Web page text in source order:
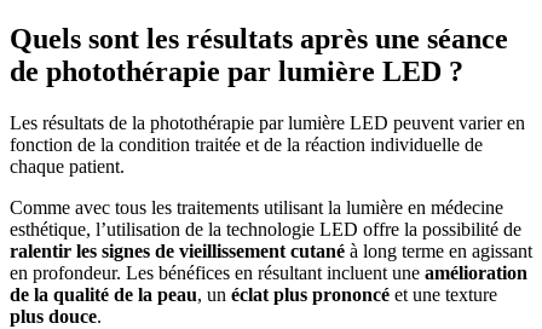
Quels sont les résultats après une séance
de photothérapie par lumière LED ?
Les résultats de la photothérapie par lumière LED peuvent varier en
fonction de la condition traitée et de la réaction individuelle de
chaque patient.
Comme avec tous les traitements utilisant la lumière en médecine
esthétique, l’utilisation de la technologie LED offre la possibilité de
ralentir les signes de vieillissement cutané à long terme en agissant
en profondeur. Les bénéfices en résultant incluent une amélioration
de la qualité de la peau, un éclat plus prononcé et une texture
plus douce.